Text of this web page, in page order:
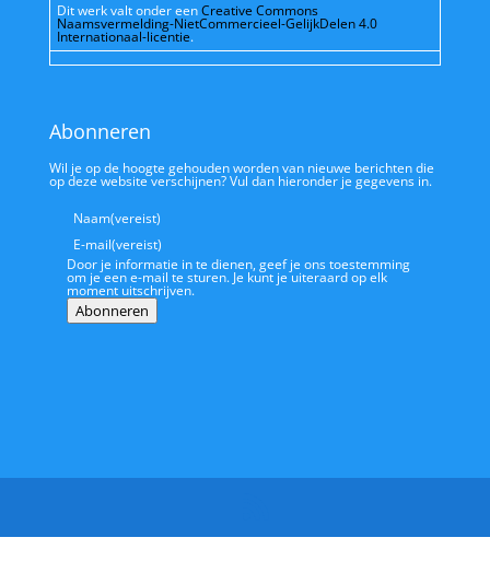
Dit werk valt onder eenCreative Commons
Naamsvermelding-NietCommercieel-GelijkDelen 4.0
Internationaal-licentie.
Abonneren
Wil je op de hoogte gehouden worden van nieuwe berichten die
op deze website verschijnen? Vul dan hieronder je gegevens in.
Naam(vereist)
E-mail(vereist)
Door je informatie in te dienen, geef je ons toestemming
om je een e-mail te sturen. Je kunt je uiteraard op elk
moment uitschrijven.
Abonneren